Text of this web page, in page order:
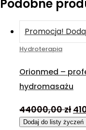
Podobne
Promocja!
Hydroterapia
Orionmed –
hydromasażu
44000,00zł
Dodaj do listy życzeń